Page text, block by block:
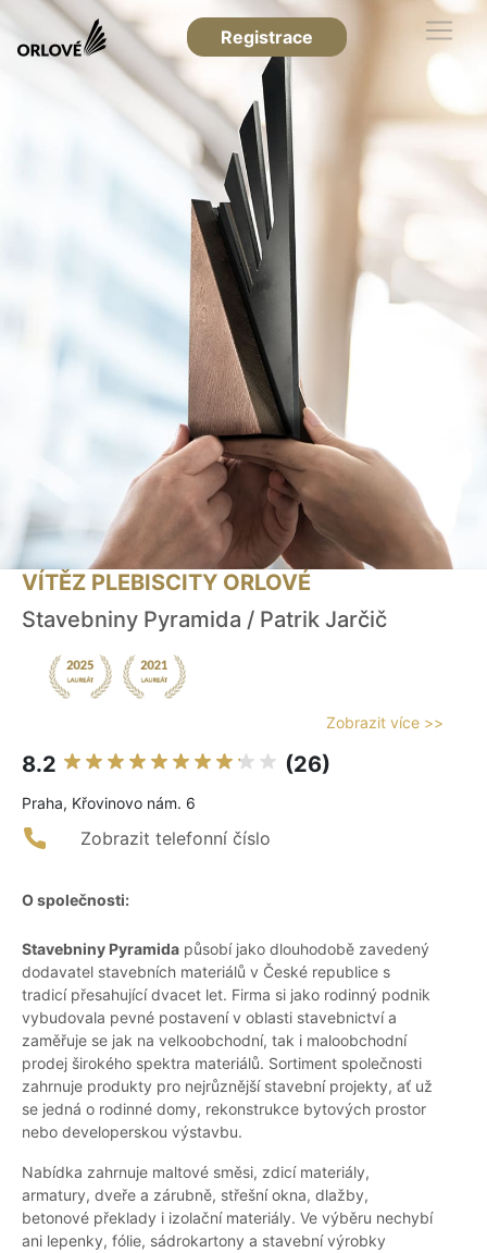
Registrace
VÍTĚZ PLEBISCITY ORLOVÉ
Stavebniny Pyramida / Patrik Jarčič
Zobrazit více >>
8.2 (26)
Praha, Křovinovo nám. 6
Zobrazit telefonní číslo
O společnosti:
Stavebniny Pyramida působí jako dlouhodobě zavedený
dodavatel stavebních materiálů v České republice s
tradicí přesahující dvacet let. Firma si jako rodinný podnik
vybudovala pevné postavení v oblasti stavebnictví a
zaměřuje se jak na velkoobchodní, tak i maloobchodní
prodej širokého spektra materiálů. Sortiment společnosti
zahrnuje produkty pro nejrůznější stavební projekty, ať už
se jedná o rodinné domy, rekonstrukce bytových prostor
nebo developerskou výstavbu.
Nabídka zahrnuje maltové směsi, zdicí materiály,
armatury, dveře a zárubně, střešní okna, dlažby,
betonové překlady i izolační materiály. Ve výběru nechybí
ani lepenky, fólie, sádrokartony a stavební výrobky